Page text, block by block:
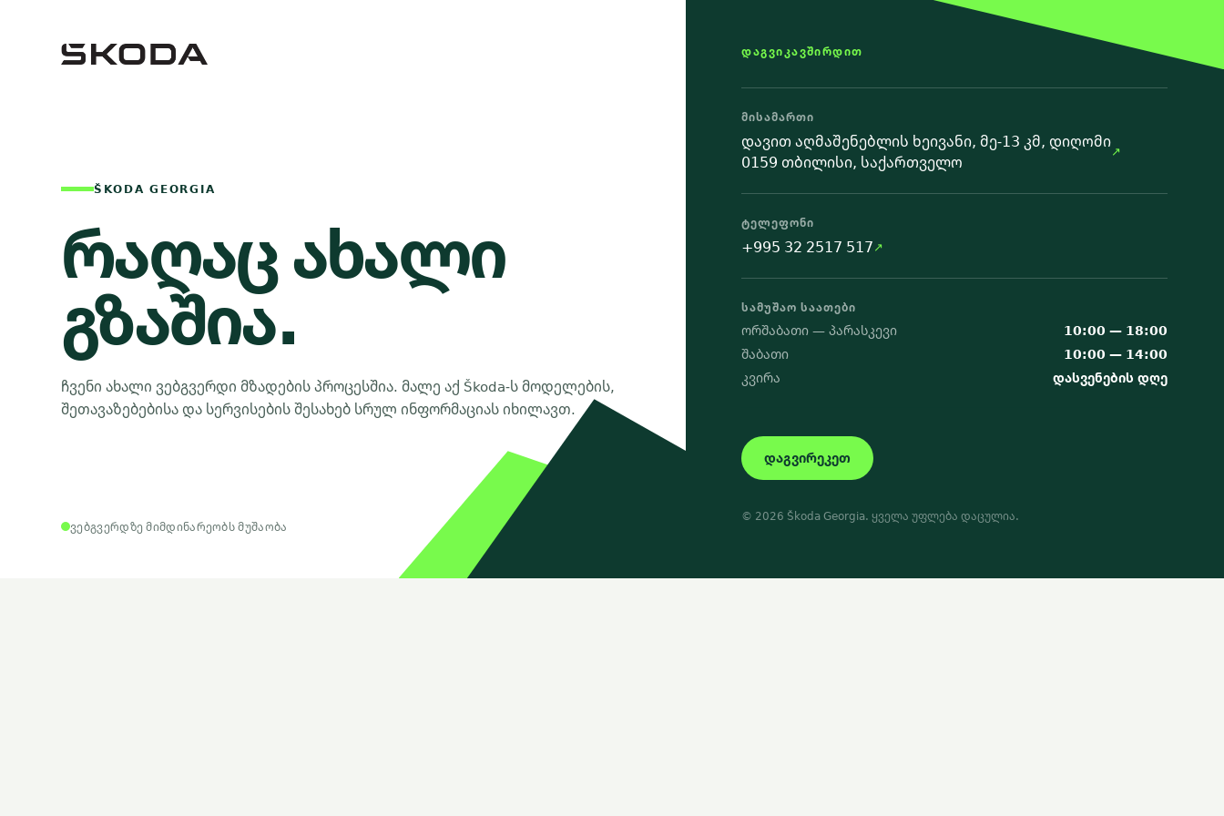
ŠKODA GEORGIA
რაღაც ახალი
გზაშია.
ჩვენი ახალი ვებგვერდი მზადების პროცესშია. მალე აქ Škoda-ს მოდელების,
შეთავაზებებისა და სერვისების შესახებ სრულ ინფორმაციას იხილავთ.
ვებგვერდზე მიმდინარეობს მუშაობა
ᲓᲐᲒᲕᲘᲙᲐᲕᲨᲘᲠᲓᲘᲗ
ᲛᲘᲡᲐᲛᲐᲠᲗᲘ
დავით აღმაშენებლის ხეივანი, მე-13 კმ, დიღომი
0159 თბილისი, საქართველო
ᲢᲔᲚᲔᲤᲝᲜᲘ
+995 32 2517 517
ᲡᲐᲛᲣᲨᲐᲝ ᲡᲐᲐᲗᲔᲑᲘ
ორშაბათი — პარასკევი
10:00 — 18:00
შაბათი
10:00 — 14:00
კვირა
დასვენების დღე
დაგვირეკეთ
© 2026 Škoda Georgia. ყველა უფლება დაცულია.